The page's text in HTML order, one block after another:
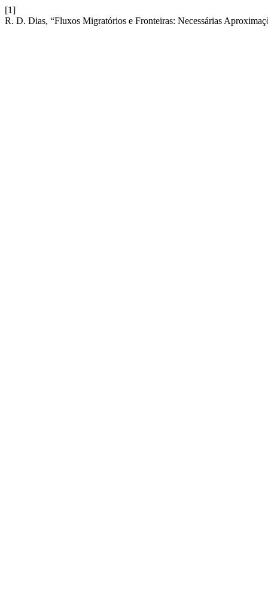
[1]
R. D. Dias, “Fluxos Migratórios e Fronteiras: Necessárias